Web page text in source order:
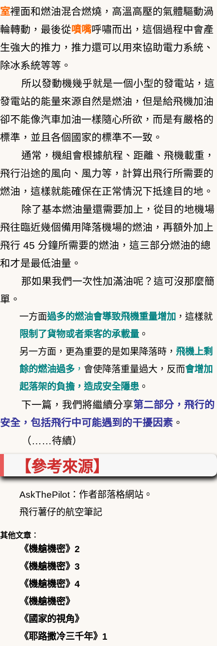
室裡面和燃油混合燃燒，高溫高壓的氣體驅動渦
輪轉動，最後從噴嘴呼嘯而出，這個過程中會產
生強大的推力，推力還可以用來協助電力系統、
除冰系統等等。
所以發動機幾乎就是一個小型的發電站，這
發電站的能量來源自然是燃油，但是給飛機加油
卻不能像汽車加油一樣隨心所欲，而是有嚴格的
標準，並且各個國家的標準不一致。
通常，機組會根據航程、距離、飛機載重，
飛行沿途的風向、風力等，計算出飛行所需要的
燃油，這樣就能確保在正常情況下抵達目的地。
除了基本燃油量還需要加上，從目的地機場
飛往臨近幾個備用降落機場的燃油，再額外加上
飛行 45 分鐘所需要的燃油，這三部分燃油的總
和才是最低油量。
那如果我們一次性加滿油呢？這可沒那麼簡
單。
一方面過多的燃油會導致飛機重量增加 ，這樣就
限制了貨物或者乘客的承載量 。
另一方面，更為重要的是如果降落時， 飛機上剩
餘的燃油過多 ， 會使降落重量過大，反而會增加
起落架的負擔，造成安全隱患 。
下一篇，我們將繼續分享第二部分，飛行的
安全，包括飛行中可能遇到的干擾因素 。
（……待續）
【參考來源】
AskThePilot ：作者部落格網站。
飛行薯仔的航空筆記
其他文章︰
《機艙機密》2
《機艙機密》3
《機艙機密》4
《機艙機密》
《國家的視角》
《耶路撒冷三千年》1